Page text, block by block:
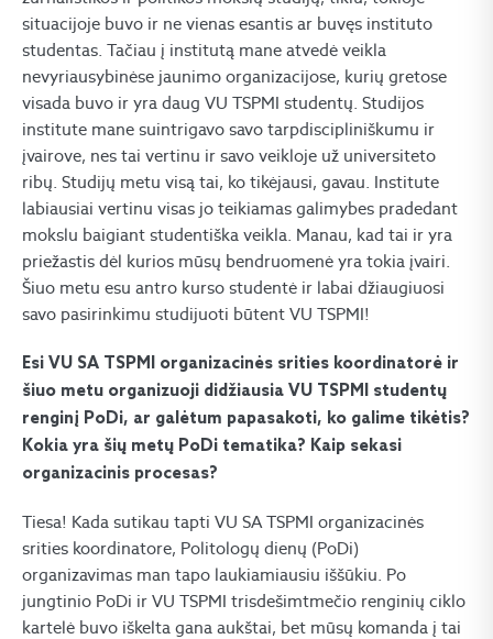
situacijoje buvo ir ne vienas esantis ar buvęs instituto
studentas. Tačiau į institutą mane atvedė veikla
nevyriausybinėse jaunimo organizacijose, kurių gretose
visada buvo ir yra daug VU TSPMI studentų. Studijos
institute mane suintrigavo savo tarpdiscipliniškumu ir
įvairove, nes tai vertinu ir savo veikloje už universiteto
ribų. Studijų metu visą tai, ko tikėjausi, gavau. Institute
labiausiai vertinu visas jo teikiamas galimybes pradedant
mokslu baigiant studentiška veikla. Manau, kad tai ir yra
priežastis dėl kurios mūsų bendruomenė yra tokia įvairi.
Šiuo metu esu antro kurso studentė ir labai džiaugiuosi
savo pasirinkimu studijuoti būtent VU TSPMI!
Esi VU SA TSPMI organizacinės srities koordinatorė ir
šiuo metu organizuoji didžiausia VU TSPMI studentų
renginį PoDi, ar galėtum papasakoti, ko galime tikėtis?
Kokia yra šių metų PoDi tematika? Kaip sekasi
organizacinis procesas?
Tiesa! Kada sutikau tapti VU SA TSPMI organizacinės
srities koordinatore, Politologų dienų (PoDi)
organizavimas man tapo laukiamiausiu iššūkiu. Po
jungtinio PoDi ir VU TSPMI trisdešimtmečio renginių ciklo
kartelė buvo iškelta gana aukštai, bet mūsų komanda į tai